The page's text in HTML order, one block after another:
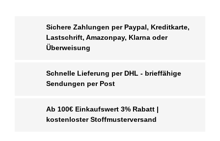
Sichere Zahlungen per Paypal, Kreditkarte,
Lastschrift, Amazonpay, Klarna oder
Überweisung
Schnelle Lieferung per DHL - brieffähige
Sendungen per Post
Ab 100€ Einkaufswert 3% Rabatt |
kostenloster Stoffmusterversand